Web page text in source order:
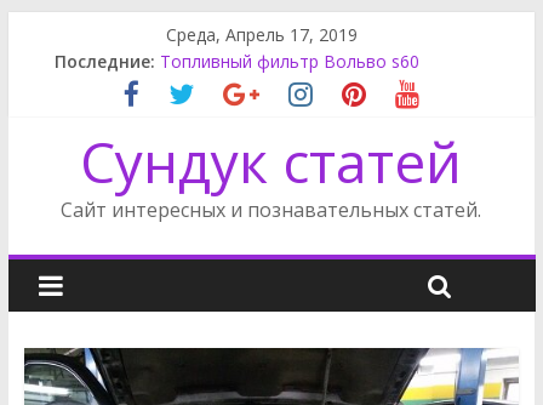
Среда, Апрель 17, 2019
Последние: Фильтр масляный Вольво s60
Топливный фильтр Вольво s60
Отдых в Пиерии
Как наладить отношения с подростком
Опель Зафира снять генератор
Сундук статей
Сайт интересных и познавательных статей.